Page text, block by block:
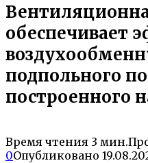
обеспечивает
подпольного
построенного
Время чтения 3 мин.
0Опубликовано